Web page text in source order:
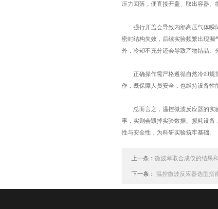
压力回落，便直接开盖、取出容器
强行开盖会导致内部高压气体瞬间
密封结构失效，后续实验频繁出现
外，冷却不充分还会导致产物结晶
正确操作需严格遵循自然冷却规范
作，既保障人员安全，也维持设备性
总而言之，温控微波反应器的实验
事，实则会毁掉实验数据、损耗设
性与安全性，为科研实验筑牢基础。
上一条： 微波萃取合成仪的结果
下一条： 温控微波反应器选型指